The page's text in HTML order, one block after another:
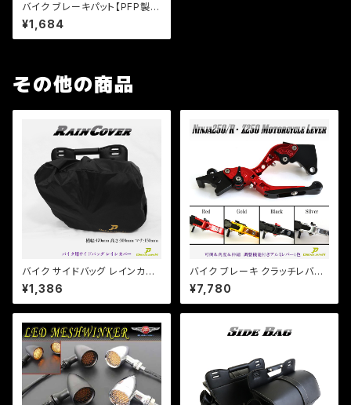
バイク ブレーキパット【PFP製】
PF134/2 マスターパッド リード
スペーシー【クリックポスト発送
可能】
¥1,684
その他の商品
バイク サイドバッグ レインカバ
ー 雨具 アジャスター付 470×3
00×150mm 【Dream-Japan
製】【クリックポスト】
¥1,386
バイク ブレーキ クラッチレバー
左右セット【4色あり】Ninja250/
R/SL Z250/SL Z125 PRO D
トラ他 【a365】 可倒&角度&伸
¥7,780